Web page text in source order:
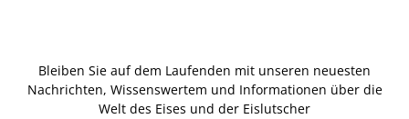
Bleiben Sie auf dem Laufenden mit unseren neuesten
Nachrichten, Wissenswertem und Informationen über die
Welt des Eises und der Eislutscher